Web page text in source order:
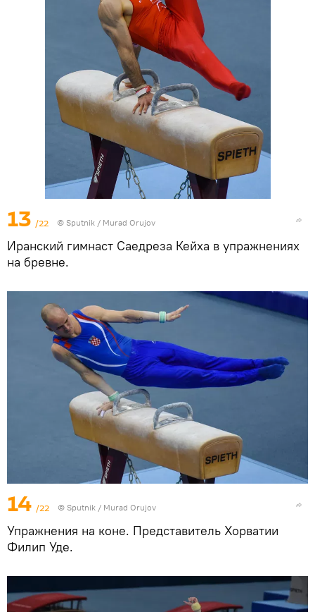
13 /22 © Sputnik / Murad Orujov
Иранский гимнаст Саедреза Кейха в упражнениях
на бревне.
14 /22 © Sputnik / Murad Orujov
Упражнения на коне. Представитель Хорватии
Филип Уде.